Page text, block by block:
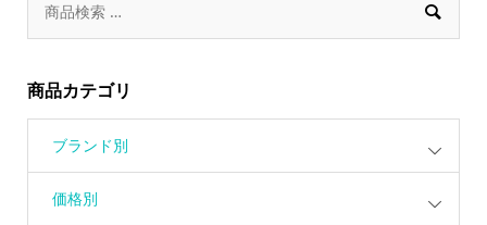

商品カテゴリ
ブランド別
価格別